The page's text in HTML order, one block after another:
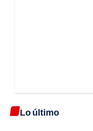
Lo último